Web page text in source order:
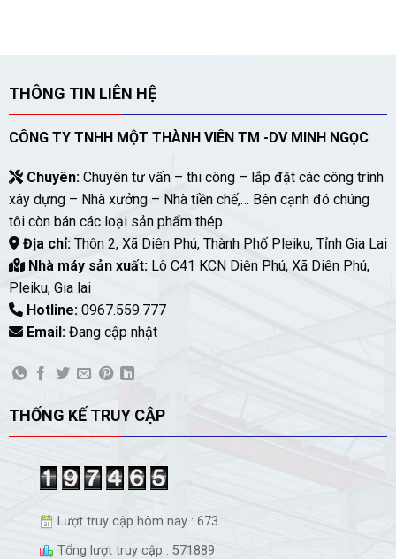
THÔNG TIN LIÊN HỆ
CÔNG TY TNHH MỘT THÀNH VIÊN TM -DV MINH NGỌC
Chuyên:Chuyên tư vấn – thi công – lắp đặt các công trình
xây dựng – Nhà xưởng – Nhà tiền chế,… Bên cạnh đó chúng
tôi còn bán các loại sản phẩm thép.
Địa chỉ:Thôn 2, Xã Diên Phú, Thành Phố Pleiku, Tỉnh Gia Lai
Nhà máy sản xuất:Lô C41 KCN Diên Phú, Xã Diên Phú,
Pleiku, Gia lai
Hotline:0967.559.777
Email:Đang cập nhật
THỐNG KẾ TRUY CẬP
Lượt truy cập hôm nay : 673
Tổng lượt truy cập : 571889